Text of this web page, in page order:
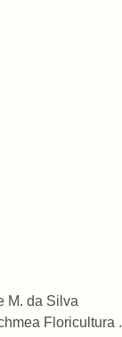
M. da Silva
Floricultura .